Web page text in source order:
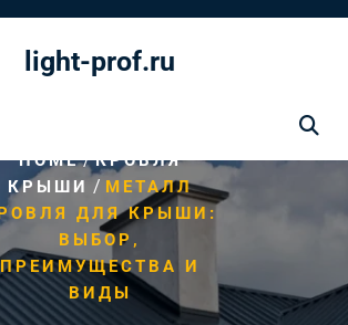
light-prof.ru
HOME/КРОВЛЯ
КРЫШИ / МЕТАЛЛ
ДЛЯ КРЫШИ:
ВЫБОР‚
ПРЕИМУЩЕСТВА И
ВИДЫ